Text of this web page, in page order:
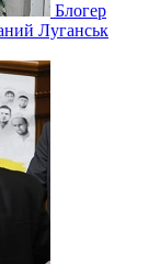
Блогер
Луганськ